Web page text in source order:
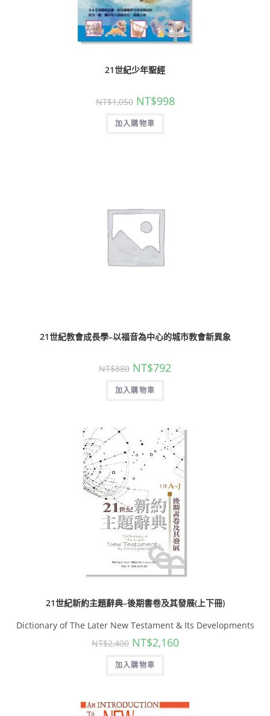
21世紀少年聖經
NT$1,050 NT$998
加入購物車
21世紀教會成長學–以福音為中心的城市教會新異象
NT$880 NT$792
加入購物車
21世紀新約主題辭典–後期書卷及其發展(上下冊)
Dictionary of The Later New Testament & Its Developments
NT$2,400 NT$2,160
加入購物車